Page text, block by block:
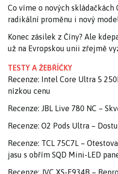
Co víme o nových skládačkách
radikální proměnu i nový
Konec zásilek z Číny? Ale
už na Evropskou unii zřejmě
TESTY A ŽEBŘÍČKY
Recenze: Intel Core Ultra 5
nízkou cenu
Recenze: JBL Live 780 NC –
Recenze: O2 Pods Ultra –
Recenze: TCL 75C7L –
jasu s obřím SQD Mini-LED
Recenze: JVC XS-E934B –